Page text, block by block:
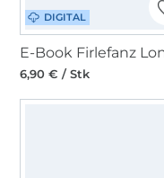
DIGITAL
6,90 € / Stk